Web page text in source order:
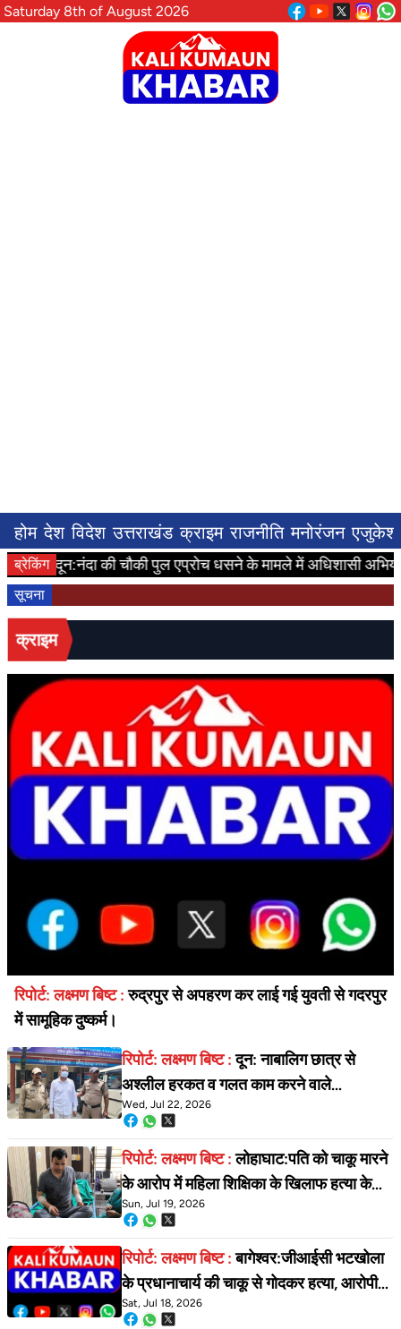
Saturday 8th of August 2026
होम देश विदेश उत्तराखंड क्राइम राजनीति मनोरंजन
ब्रेकिंगदून:नंदा की चौकी पुल एप्रोच धसने के मामले में अधिशासी अभियंता
सूचना
क्राइम
रिपोर्ट: लक्ष्मण बिष्ट :रुद्रपुर से अपहरण कर लाई गई युवती से गदरपुर
में सामूहिक दुष्कर्म।
रिपोर्ट: लक्ष्मण बिष्ट :दून: नाबालिग छात्र से
अश्लील हरकत व गलत काम करने वाले
प्रधानाचार्य को पुलिस ने किया गिरफ्तार
Wed, Jul 22, 2026
रिपोर्ट: लक्ष्मण बिष्ट :लोहाघाट:पति को चाकू मारने
के आरोप में महिला शिक्षिका के खिलाफ हत्या के
प्रयास का मुकदमा दर्ज। पति पर भी मुकदमा दर्ज।
Sun, Jul 19, 2026
रिपोर्ट: लक्ष्मण बिष्ट :बागेश्वर:जीआईसी भटखोला
के प्रधानाचार्य की चाकू से गोदकर हत्या, आरोपी
फरार क्षेत्र में सनसनी
Sat, Jul 18, 2026